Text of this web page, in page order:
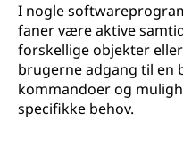
I nogle
faner være aktive
forskellige objekter
brugerne adgang til en
kommandoer og
specifikke behov.